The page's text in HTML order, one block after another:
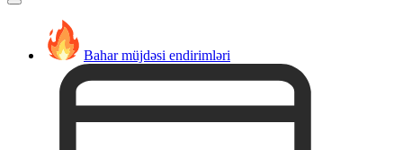
Bahar müjdəsi endirimləri